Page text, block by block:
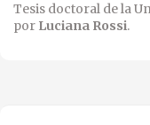
Tesis doctoral de la
por Luciana Rossi.